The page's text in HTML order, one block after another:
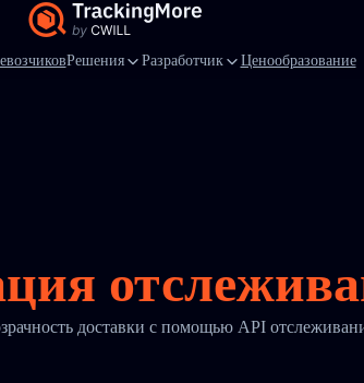
Решения Разработчик Ценообразование
доставки с помощью API